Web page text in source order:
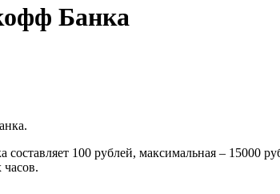
Банка
100 рублей, максимальная – 15000
часов.